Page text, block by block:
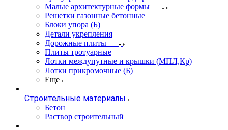
Малые архитектурные формы
Решетки газонные бетонные
Блоки упора (Б)
Детали укрепления
Дорожные плиты
Плиты тротуарные
Лотки междупутные и крышки (МПЛ,Кр)
Лотки прикромочные (Б)
Еще
Строительные материалы
Бетон
Раствор строительный